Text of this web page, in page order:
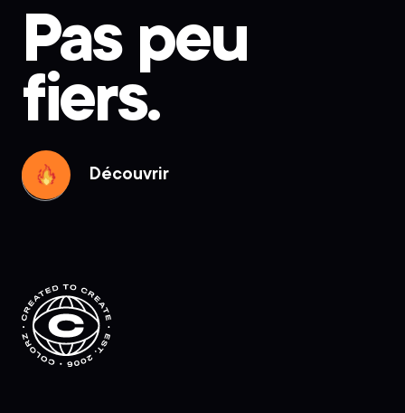
Pas peu
fiers.
Découvrir